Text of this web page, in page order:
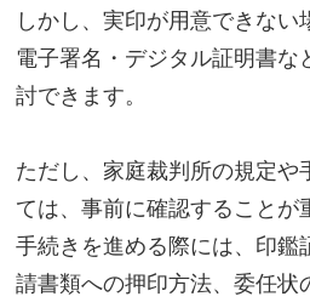
しかし、実印が用意できない
電子署名・デジタル証明書な
討できます。
ただし、家庭裁判所の規定や
ては、事前に確認することが
手続きを進める際には、印鑑
請書類への押印方法、委任状